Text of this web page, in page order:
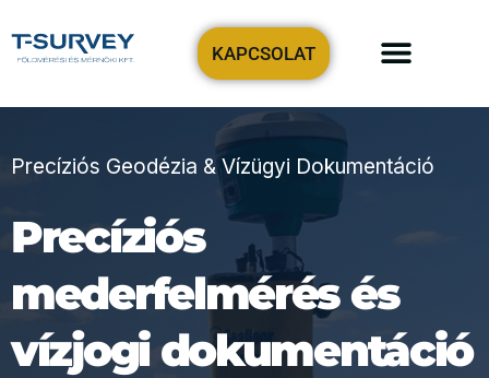
KAPCSOLAT
Precíziós Geodézia & Vízügyi Dokumentáció
Precíziós
mederfelmérés és
vízjogi dokumentáció